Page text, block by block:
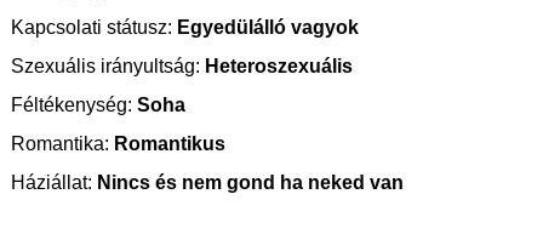
Kapcsolati státusz: Egyedülálló vagyok
Szexuális irányultság: Heteroszexuális
Féltékenység: Soha
Romantika: Romantikus
Háziállat: Nincs és nem gond ha neked van